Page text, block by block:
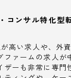
コンサル特化型
高い求人や、外
ファームの求人が
ザーも非常に専門